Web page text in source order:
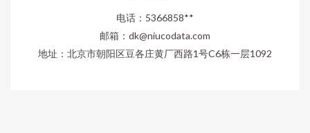
电话：5366858**
邮箱： dk@niucodata.com
地址：北京市朝阳区豆各庄黄厂西路1号C6栋一层1092